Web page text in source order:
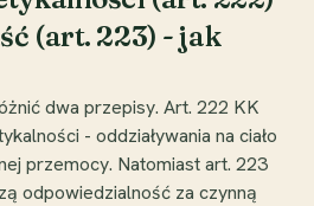
(art. 223) - jak
dwa przepisy. Art. 222 KK
- oddziaływania na ciało
przemocy. Natomiast art. 223
odpowiedzialność za czynną